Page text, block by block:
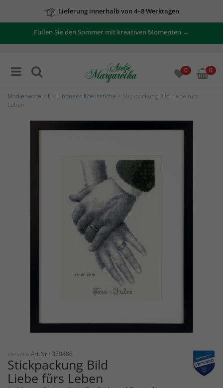
Lieferung innerhalb von 4–8 Werktagen
Zu unseren Angeboten
Füllen Sie den Sommer mit kreativen Momenten →
0 0
Markenware L Lindner's Kreuzstiche > Stickpackung Bild Liebe fürs
Leben
Vervaco Art.Nr.: 330486
Stickpackung Bild
Liebe fürs Leben